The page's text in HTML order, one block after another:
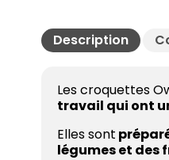
Description
Les croquettes
travail qui ont
Elles sont
légumes et des